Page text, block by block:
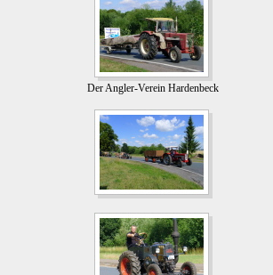
Der Angler-Verein Hardenbeck